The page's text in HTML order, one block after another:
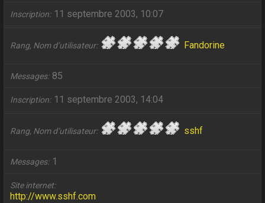
Inscription 11 septembre 2003, 10:07
Rang, Nom d’utilisateur Fandorine
Messages 85
Inscription 11 septembre 2003, 14:04
Rang, Nom d’utilisateur sshf
Messages 1
Site internet
http://www.sshf.com